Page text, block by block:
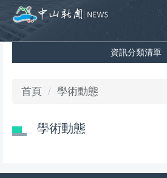
到
主
資訊分類清單
資訊分類清單
所有新聞列表
首頁 學術動態
學術動態